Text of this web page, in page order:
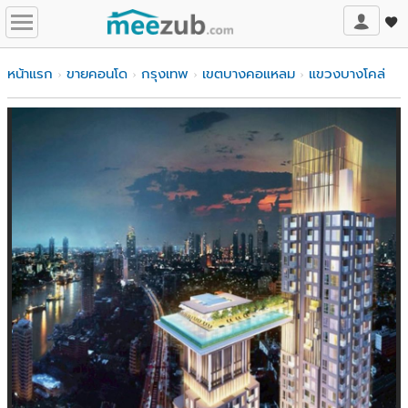
หน้าแรก ขายคอนโด กรุงเทพ เขตบางคอแหลม แขวงบางโคล่